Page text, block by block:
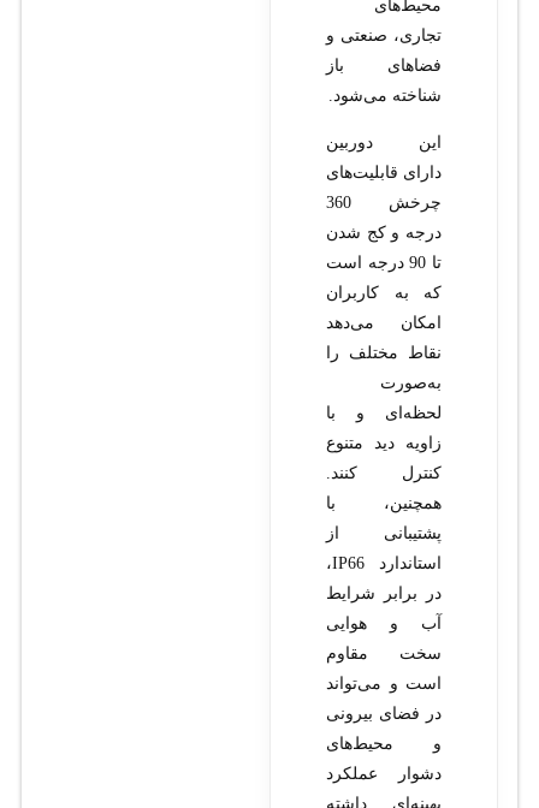
محیط‌های
تجاری، صنعتی و
فضاهای باز
شناخته می‌شود.
این دوربین
دارای قابلیت‌های
چرخش 360
درجه و کج شدن
تا 90 درجه است
که به کاربران
امکان می‌دهد
نقاط مختلف را
به‌صورت
لحظه‌ای و با
زاویه دید متنوع
کنترل کنند.
همچنین، با
پشتیبانی از
استاندارد IP66،
در برابر شرایط
آب و هوایی
سخت مقاوم
است و می‌تواند
در فضای بیرونی
و محیط‌های
دشوار عملکرد
بهینه‌ای داشته